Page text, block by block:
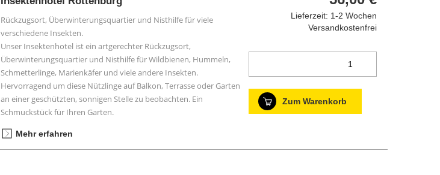
Rückzugsort, Überwinterungsquartier und Nisthilfe für viele
verschiedene Insekten.
Unser Insektenhotel ist ein artgerechter Rückzugsort,
Überwinterungsquartier und Nisthilfe für Wildbienen, Hummeln,
Schmetterlinge, Marienkäfer und viele andere Insekten.
Hervorragend um diese Nützlinge auf Balkon, Terrasse oder Garten
an einer geschützten, sonnigen Stelle zu beobachten. Ein
Schmuckstück für Ihren Garten.
Mehr erfahren
Lieferzeit: 1-2 Wochen
Versandkostenfrei
Zum Warenkorb